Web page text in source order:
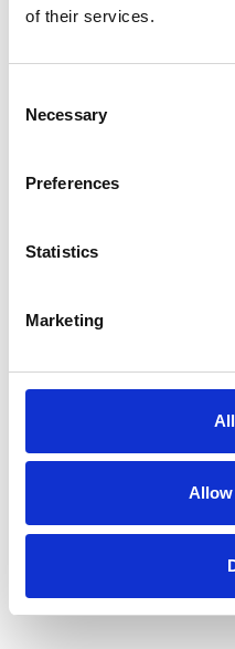
of their services.
Selection
Necessary
Preferences
Statistics
Marketing
Allow
STEINPRENT -
550m² fire professionelle
besøgende kunstnere. De
litografiske sten som det
kunstbog eller andet, har
hænder. Vi prioriterer
med respekt for kunstneren
Blandt de mange kunstnere